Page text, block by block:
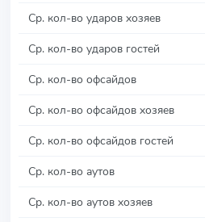
Ср. кол-во ударов хозяев
Ср. кол-во ударов гостей
Ср. кол-во офсайдов
Ср. кол-во офсайдов хозяев
Ср. кол-во офсайдов гостей
Ср. кол-во аутов
Ср. кол-во аутов хозяев